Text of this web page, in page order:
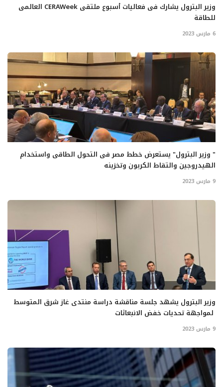
وزير البترول يشارك فى فعاليات أسبوع ملتقى CERAWeek العالمى
للطاقة
6 مارس 2023
" وزير البترول" يستعرض خطط مصر فى التحول الطاقى واستخدام
الهيدروجين والتقاط الكربون وتخزينه
9 مارس 2023
وزير البترول يشهد جلسة مناقشة دراسة منتدى غاز شرق المتوسط
لمواجهة تحديات خفض الانبعاثات
9 مارس 2023